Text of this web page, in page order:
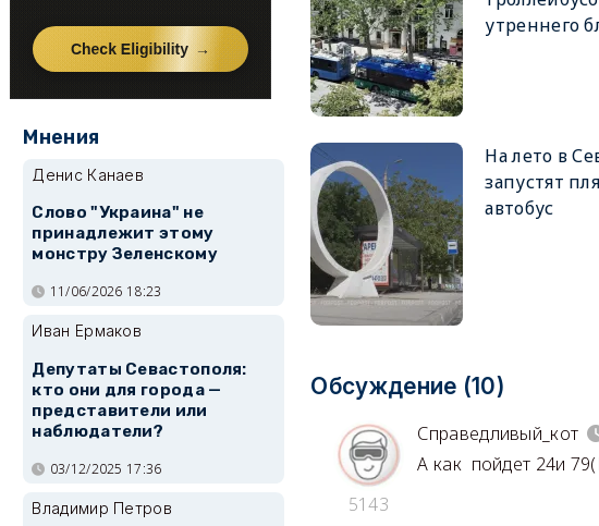
утреннего
На лето в
запустят
автобус
Обсуждение (10)
5143
Справедливый_кот
А как пойдет 24и
Мнения
Денис Канаев
Слово "Украина" не
принадлежит этому
монстру Зеленскому
11/06/2026 18:23
Иван Ермаков
Депутаты Севастополя:
кто они для города —
представители или
наблюдатели?
03/12/2025 17:36
Владимир Петров